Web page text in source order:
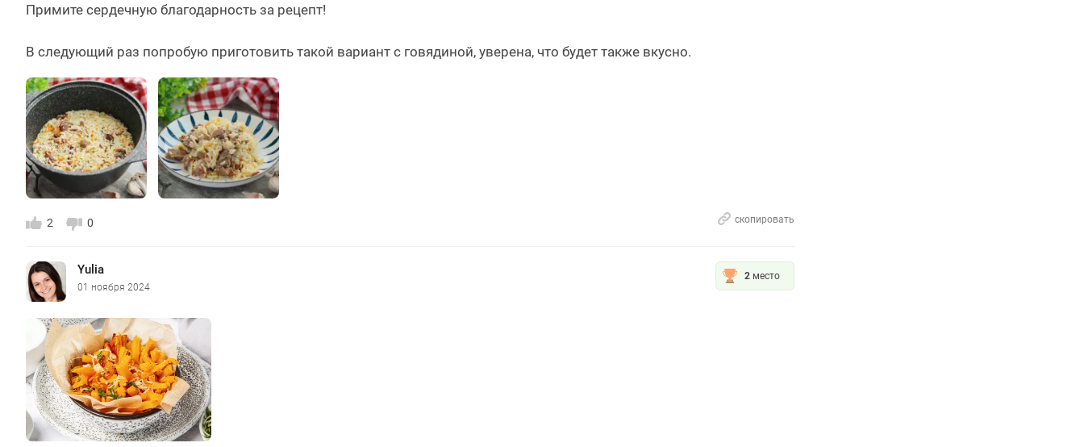
Примите сердечную благодарность за рецепт!
В следующий раз попробую приготовить такой вариант с говядиной, уверена, что будет также вкусно.
2 0 скопировать
2 место
Yulia
01 ноября 2024